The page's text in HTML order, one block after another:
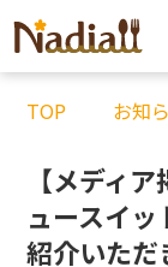
TOP お知
【メディ
ュースイ
紹介いただ